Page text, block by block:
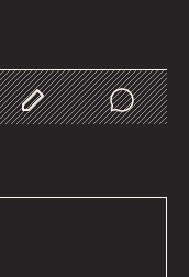
Customize Data
Comments